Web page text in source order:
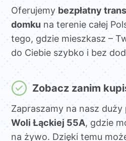
Oferujemybezpłatny
domkuna terenie całej
tego, gdzie mieszkasz –
do Ciebie szybko i bez
Zobacz zanim
Zapraszamy na nasz
Woli Łąckiej 55A, gdzie
na żywo. Dzięki temu